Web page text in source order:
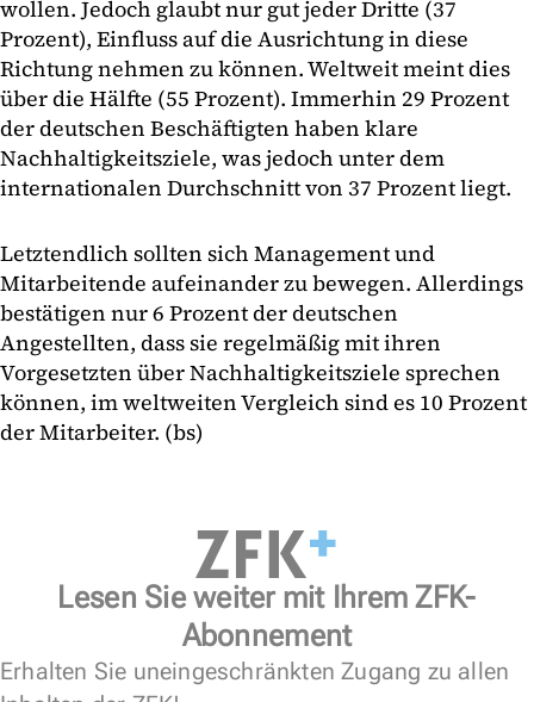
wollen. Jedoch glaubt nur gut jeder Dritte (37
Prozent), Einfluss auf die Ausrichtung in diese
Richtung nehmen zu können. Weltweit meint dies
über die Hälfte (55 Prozent). Immerhin 29 Prozent
der deutschen Beschäftigten haben klare
Nachhaltigkeitsziele, was jedoch unter dem
internationalen Durchschnitt von 37 Prozent liegt.
Letztendlich sollten sich Management und
Mitarbeitende aufeinander zu bewegen. Allerdings
bestätigen nur 6 Prozent der deutschen
Angestellten, dass sie regelmäßig mit ihren
Vorgesetzten über Nachhaltigkeitsziele sprechen
können, im weltweiten Vergleich sind es 10 Prozent
der Mitarbeiter. (bs)
Lesen Sie weiter mit Ihrem ZFK-
Abonnement
Erhalten Sie uneingeschränkten Zugang zu allen